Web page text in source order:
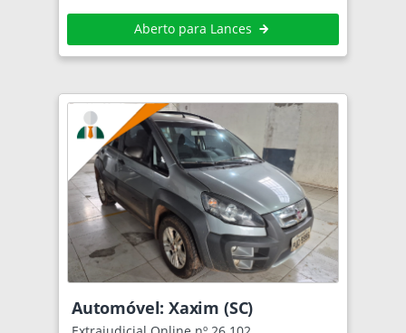
Aberto para Lances
Automóvel: Xaxim (SC)